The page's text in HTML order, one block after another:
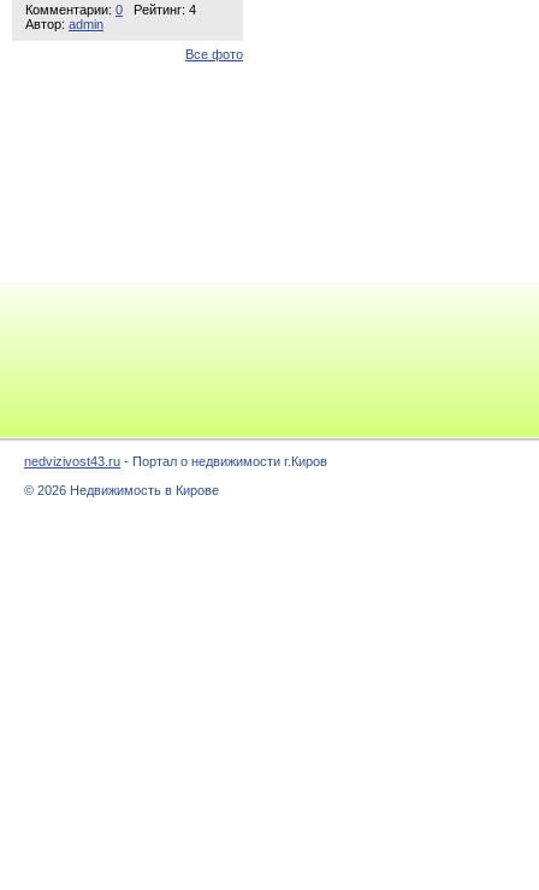
Комментарии: 0
Рейтинг: 4
Автор: admin
Все фото
nedvizivost43.ru - Портал о недвижимости г.Киров
© 2026 Недвижимость в Кирове